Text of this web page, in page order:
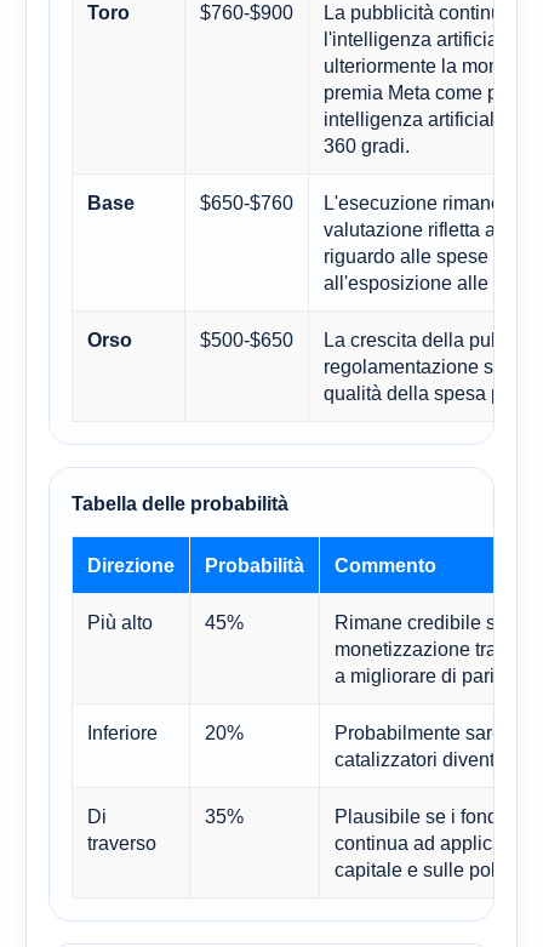
Toro $760-$900
La pubblicità continua a
l'intelligenza artificiale
ulteriormente la
premia Meta come
intelligenza artificiale
360 gradi.
Base $650-$760
L'esecuzione rimane
valutazione rifletta
riguardo alle spese in
all'esposizione alle
Orso $500-$650
La crescita della
regolamentazione si fa
qualità della spesa per
Tabella delle probabilità
Direzione Probabilità Commento
Più alto 45%
Rimane credibile se la
monetizzazione
a migliorare di pari
Inferiore 20%
Probabilmente
catalizzatori
Di
traverso
35%
Plausibile se i
continua ad applicare
capitale e sulle